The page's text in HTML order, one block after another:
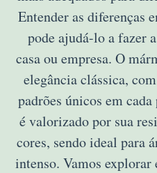
Entender as diferenças
pode ajudá-lo a fazer
casa ou empresa. O
elegância clássica,
padrões únicos em
é valorizado por sua
cores, sendo ideal para
intenso. Vamos explorar